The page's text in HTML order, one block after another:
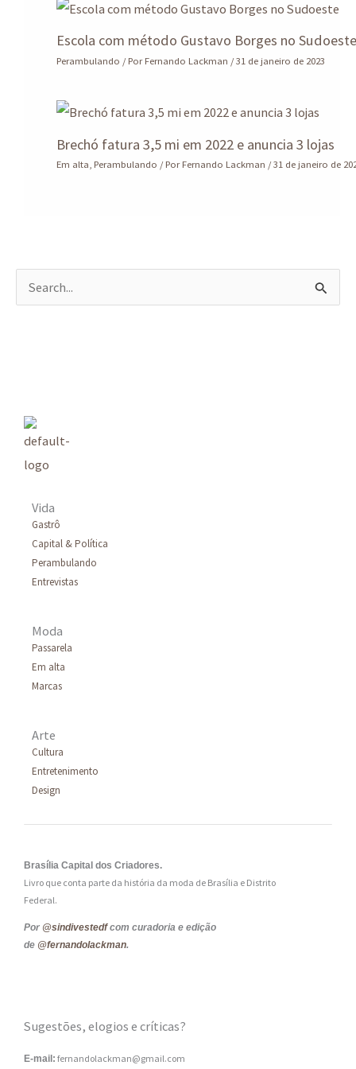
Escola com método Gustavo Borges no
Perambulando / PorFernando Lackman /31 de janeiro de 2023
Brechó fatura 3,5 mi em 2022 e anuncia 3 lojas
Em alta Perambulando / PorFernando Lackman /31 de janeiro de
Vida
Gastrô
Capital & Política
Perambulando
Entrevistas
Moda
Passarela
Em alta
Marcas
Arte
Cultura
Entretenimento
Design
Brasília Capital dos Criadores.
Livro que conta parte da história da moda de Brasília e Distrito
Federal.
Por @sindivestedfcom curadoria e edição
de @fernandolackman.
Sugestões, elogios e críticas?
E-mail: fernandolackman@gmail.com